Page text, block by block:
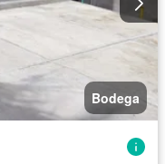
Bodega